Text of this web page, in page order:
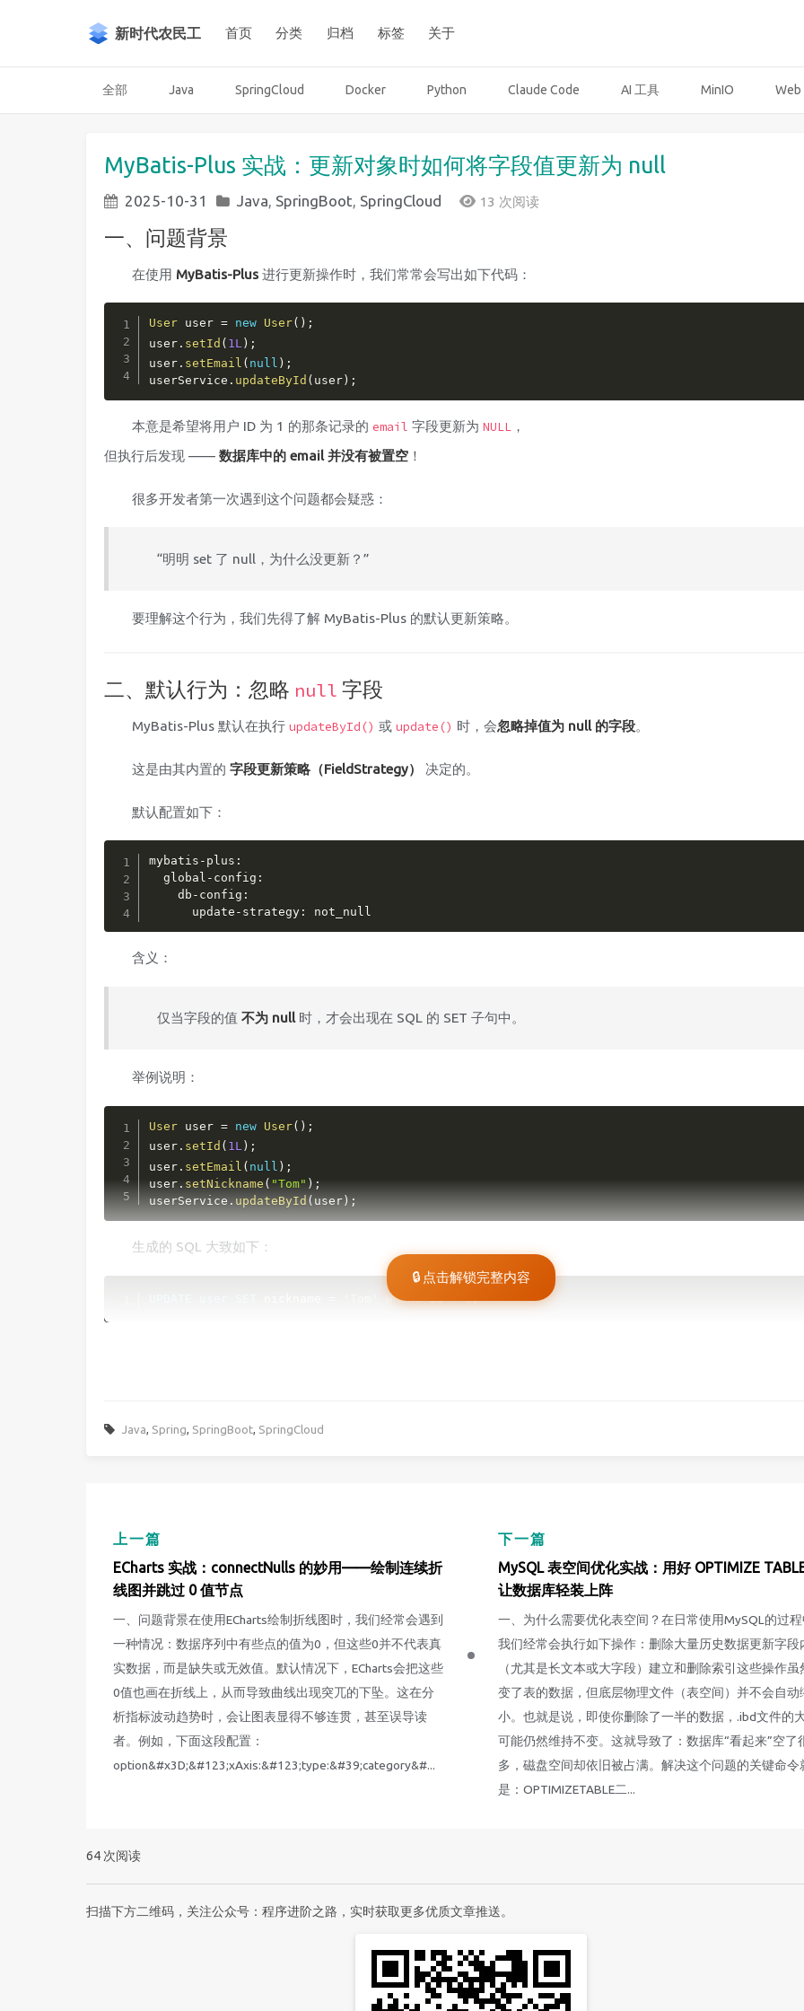
新时代农民工 首页 分类 归档 标签 关于
全部 Java SpringCloud Docker Python Claude Code AI 工具 MinIO Web
MyBatis-Plus 实战：更新对象时如何将字段值更新为 null
2025-10-31 Java SpringBoot SpringCloud 13 次阅读
一、问题背景
在使用 MyBatis-Plus进行更新操作时，我们常常会写出如下代码：
User user = new User( ) ;
user. setId ( 1L ) ;
user. setEmail ( null ) ;
userService . updateById ( user) ;
本意是希望将用户 ID 为 1 的那条记录的 email 字段更新为 NULL，
但执行后发现 —— 数据库中的 email 并没有被置空 ！
很多开发者第一次遇到这个问题都会疑惑：
“明明 set 了 null，为什么没更新？”
要理解这个行为，我们先得了解 MyBatis-Plus 的默认更新策略。
二、默认行为：忽略 null 字段
MyBatis-Plus 默认在执行 updateById() 或 update() 时，会忽略掉值为 null 的字段。
这是由其内置的 字段更新策略（FieldStrategy） 决定的。
默认配置如下：
mybatis-plus:
  global-config:
    db-config:
      update-strategy: not_null
含义：
仅当字段的值 不为 null时，才会出现在 SQL 的 SET 子句中。
举例说明：
User user = new User( ) ;
user. setId ( 1L) ;
user. setEmail ( null ) ;
user. setNickname( "Tom" ) ;
userService . updateById ( user) ;
生成的 SQL 大致如下：
WHERE id = 1;
🔒 点击解锁完整内容
Java, Spring, SpringBoot, SpringCloud
上一篇
ECharts 实战：connectNulls 的妙用——绘制连续折
线图并跳过 0 值节点
一、问题背景在使用ECharts绘制折线图时，我们经常会遇到
一种情况：数据序列中有些点的值为0，但这些0并不代表真
实数据，而是缺失或无效值。默认情况下，ECharts会把这些
0值也画在折线上，从而导致曲线出现突兀的下坠。这在分
析指标波动趋势时，会让图表显得不够连贯，甚至误导读
者。例如，下面这段配置：
option&#x3D;&#123;xAxis:&#123;type:&#39;category&#...
下一篇
MySQL 表空间优化实战：用好 OPTIMIZE
让数据库轻装上阵
一、为什么需要优化表空间？在日常使用MySQL的过程
我们经常会执行如下操作：删除大量历史数据更新字段
（尤其是长文本或大字段）建立和删除索引这些操作虽
变了表的数据，但底层物理文件（表空间）并不会自动
小。也就是说，即使你删除了一半的数据，.ibd文件的
可能仍然维持不变。这就导致了：数据库“看起来”空了
多，磁盘空间却依旧被占满。解决这个问题的关键命令
是：OPTIMIZETABLE二...
64 次阅读
扫描下方二维码，关注公众号：程序进阶之路，实时获取更多优质文章推送。